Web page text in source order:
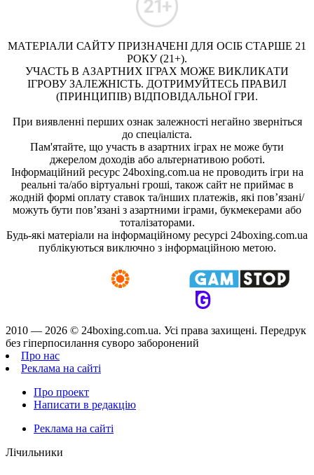
МАТЕРІАЛИ САЙТУ ПРИЗНАЧЕНІ ДЛЯ ОСІБ СТАРШЕ 21
РОКУ (21+).
УЧАСТЬ В АЗАРТНИХ ІГРАХ МОЖЕ ВИКЛИКАТИ
ІГРОВУ ЗАЛЕЖНІСТЬ. ДОТРИМУЙТЕСЬ ПРАВИЛ
(ПРИНЦИПІВ) ВІДПОВІДАЛЬНОЇ ГРИ.
При виявленні перших ознак залежності негайно зверніться
до спеціаліста.
Пам'ятайте, що участь в азартних іграх не може бути
джерелом доходів або альтернативою роботі.
Інформаційний ресурс 24boxing.com.ua не проводить ігри на
реальні та/або віртуальні гроші, також сайт не приймає в
жодній формі оплату ставок та/інших платежів, які пов’язані/
можуть бути пов’язані з азартними іграми, букмекерами або
тоталізаторами.
Будь-які матеріали на інформаційному ресурсі 24boxing.com.ua
публікуються виключно з інформаційною метою.
2010 — 2026 © 24boxing.com.ua. Усi права захищенi. Передрук
без гіперпосилання суворо заборонений
Про нас
Реклама на сайті
Про проект
Написати в редакцію
Реклама на сайті
Лічильники